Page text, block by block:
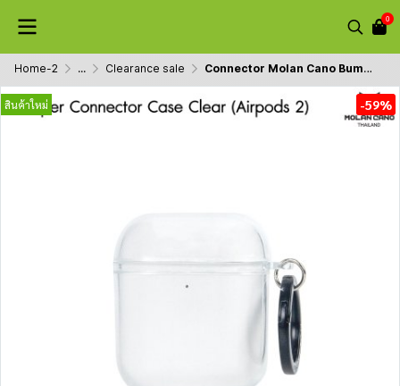
0
Home-2 ... Clearance sale Connector Molan Cano Bumper Case เคส Airpod 2 / Airpod Pro2 / Pro 3 สีใส แบบชิ้นเดียวไม่แยก (แถม Ring ห้อย)
สินค้าใหม่ -59%